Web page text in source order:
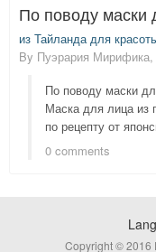
По поводу
из Тайланда для
By Пуэрария Мирифика
По поводу маски
Маска для лица из
по рецепту от
0 comments
Copyright © 2016